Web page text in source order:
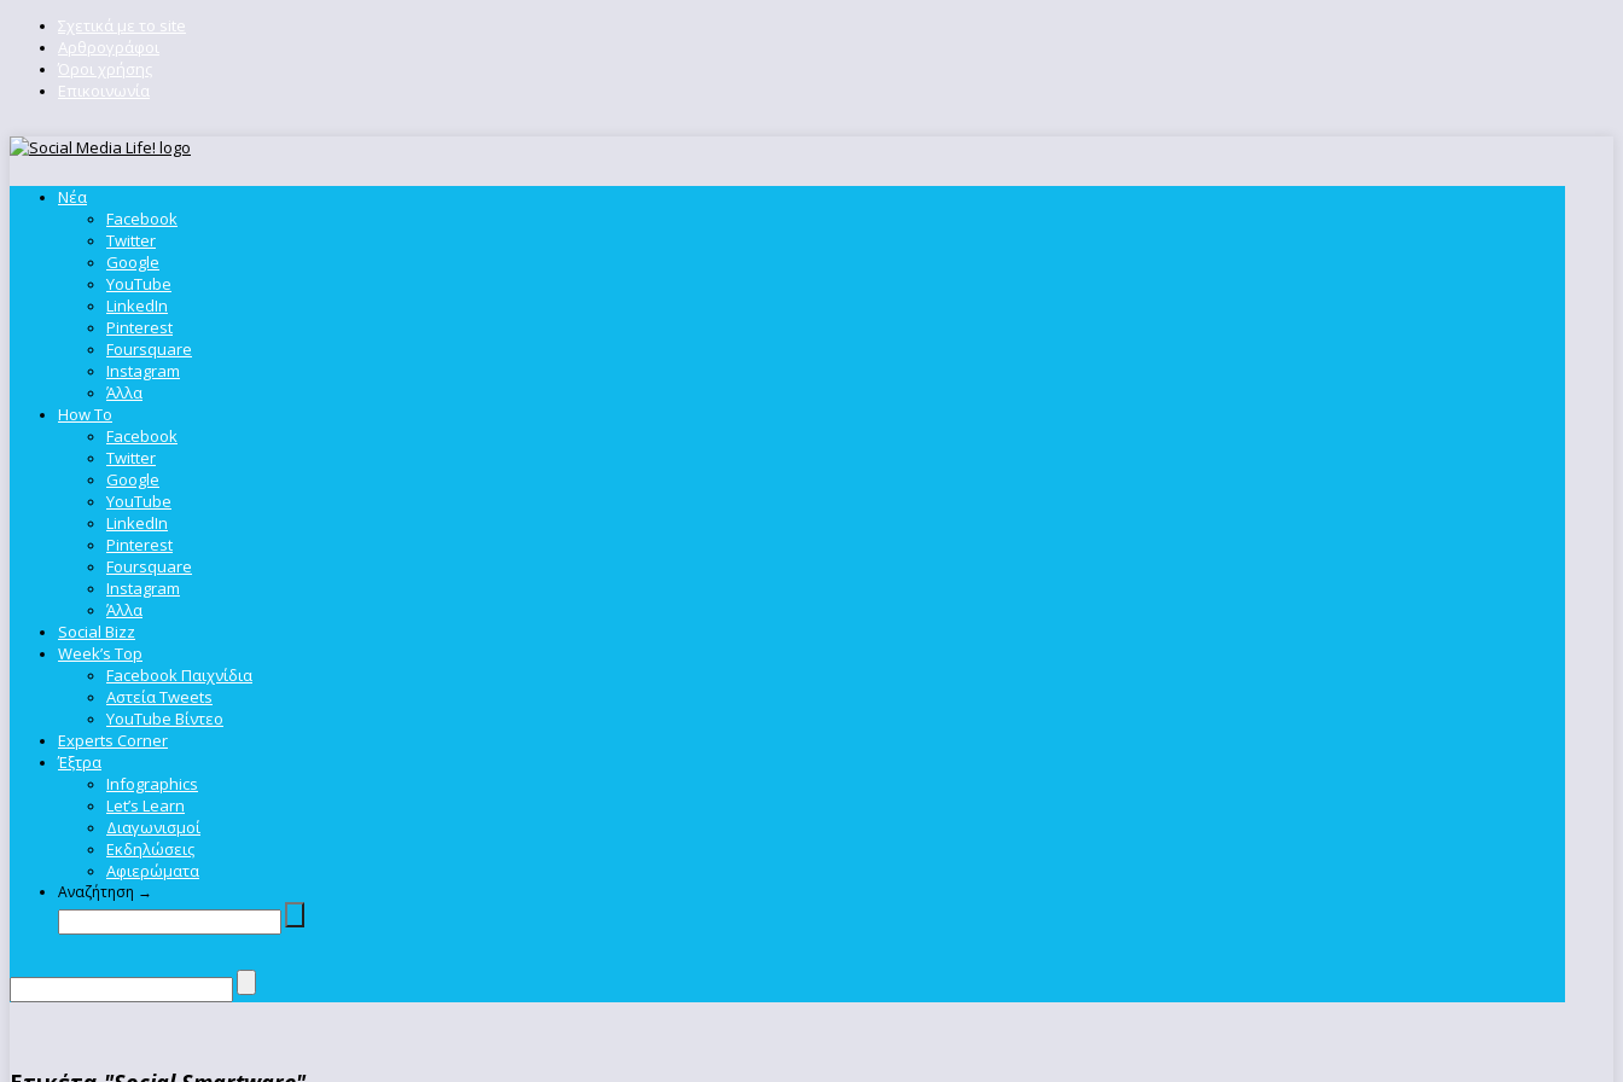
Σχετικά με το site
Αρθρογράφοι
Όροι χρήσης
Επικοινωνία
Νέα
Facebook
Twitter
Google
YouTube
LinkedIn
Pinterest
Foursquare
Instagram
Άλλα
How To
Facebook
Twitter
Google
YouTube
LinkedIn
Pinterest
Foursquare
Instagram
Άλλα
Social Bizz
Week’s Top
Facebook Παιχνίδια
Αστεία Tweets
YouTube Βίντεο
Experts Corner
Έξτρα
Infographics
Let’s Learn
Διαγωνισμοί
Εκδηλώσεις
Αφιερώματα
Αναζήτηση →